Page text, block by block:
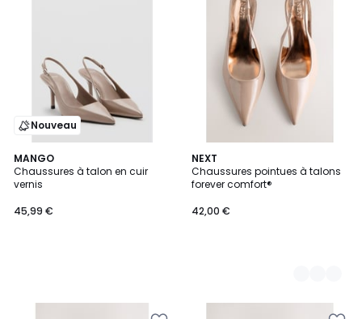
Nouveau
MANGO
Chaussures à talon en cuir
vernis
45,99 €
NEXT
Chaussures pointues à talons
forever comfort®
42,00 €
2
Couleurs